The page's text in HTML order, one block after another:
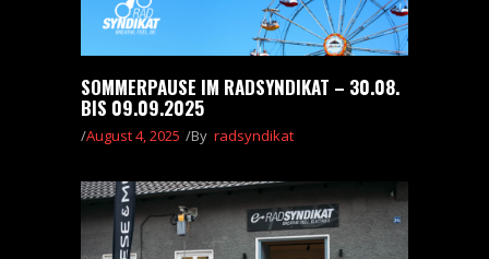
SOMMERPAUSE IM RADSYNDIKAT – 30.08.
BIS 09.09.2025
August 4, 2025 By radsyndikat